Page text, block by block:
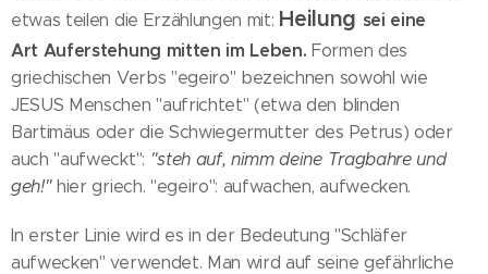
etwas teilen die Erzählungen mit: Heilung sei eine
Art Auferstehung mitten im Leben. Formen des
griechischen Verbs "egeiro" bezeichnen sowohl wie
JESUS Menschen "aufrichtet" (etwa den blinden
Bartimäus oder die Schwiegermutter des Petrus) oder
auch "aufweckt": "steh auf, nimm deine Tragbahre und
geh!"hier griech. "egeiro": aufwachen, aufwecken.
In erster Linie wird es in der Bedeutung "Schläfer
aufwecken" verwendet. Man wird auf seine gefährliche